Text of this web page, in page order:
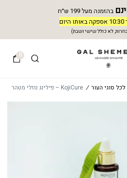
בהזמנה מעל 199 ש״ח
לא כולל שישי ושבת)
0
לכל סוגי העור / KojiCure – פילינג נוזלי מטהר